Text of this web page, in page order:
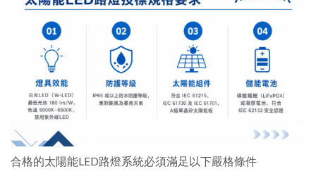
合格的太陽能LED路燈系統必須滿足以下嚴格條件